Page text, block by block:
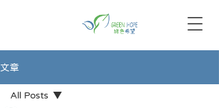
文章
All Posts